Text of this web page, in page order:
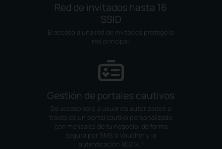
Red de invitados hasta 16
SSID
El acceso a una red de invitados protege la
red principal.
Gestión de portales cautivos
Da acceso solo a usuarios autorizados a
través de un portal cautivo personalizado
con mensajes de tu negocio, de forma
segura por SMS o Voucher y la
autenticación 802.1x.